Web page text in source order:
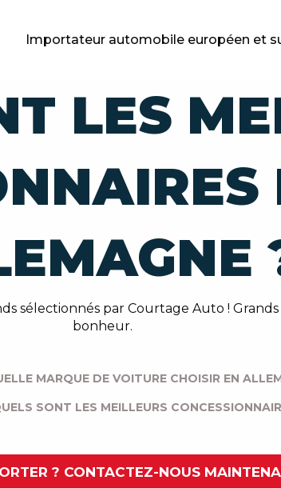
Importateur automobile européen et
LES
sélectionnés par Courtage Auto !
bonheur.
MARQUE DE VOITURE CHOISIR EN
SONT LES MEILLEURS
? CONTACTEZ-NOUS